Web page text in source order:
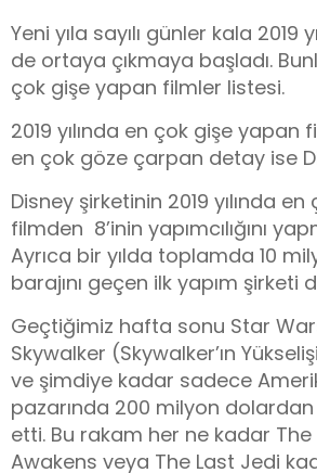
Yeni yıla sayılı günler kala 2019
de ortaya çıkmaya başladı.
çok gişe yapan filmler listesi.
2019 yılında en çok gişe yapan
en çok göze çarpan detay ise
Disney şirketinin 2019 yılında en
filmden 8’inin yapımcılığını
Ayrıca bir yılda toplamda 10
barajını geçen ilk yapım şirketi
Geçtiğimiz hafta sonu Star
Skywalker (Skywalker’ın Yükselişi
ve şimdiye kadar sadece
pazarında 200 milyon
etti. Bu rakam her ne kadar
Awakens veya The Last Jedi